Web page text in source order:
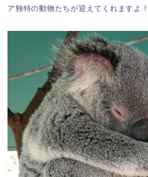
ア独特の動物たちが迎えてくれますよ！